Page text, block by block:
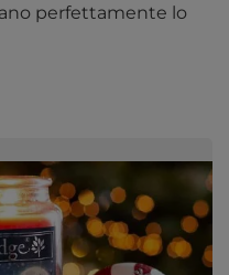
perfettamente lo